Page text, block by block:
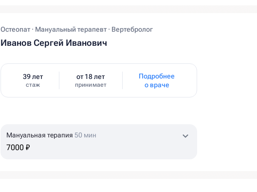
Остеопат · Мануальный терапевт · Вертебролог
Иванов Сергей Иванович
39 лет
стаж
от 18 лет
принимает
Подробнее
о враче
Мануальная терапия 50 мин
7000 ₽